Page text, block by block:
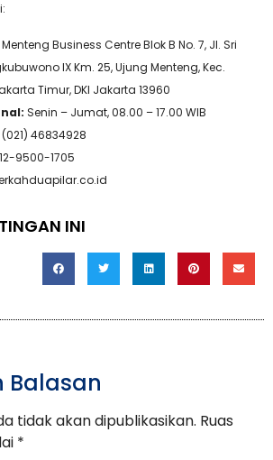
Business Centre Blok B No. 7, Jl. Sri
IX Km. 25, Ujung Menteng, Kec.
Timur, DKI Jakarta 13960
Senin – Jumat, 08.00 – 17.00 WIB
(021) 46834928
9500-1705
INI
Balasan
tidak akan dipublikasikan. Ruas
*